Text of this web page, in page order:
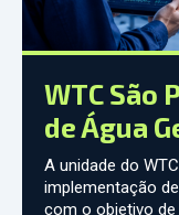
WTC São
de Água
A unidade do
implementação
com o objetivo